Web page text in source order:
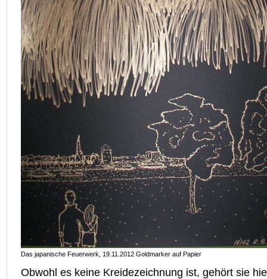
Das japanische Feuerwerk, 19.11.2012 Goldmarker auf Papier
Obwohl es keine Kreidezeichnung ist, gehört sie